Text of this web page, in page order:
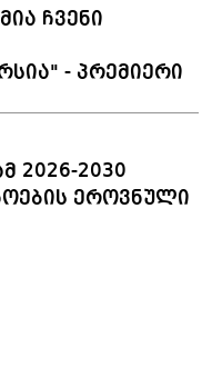
ჩვენი
- პრემიერი
2026-2030
ეროვნული